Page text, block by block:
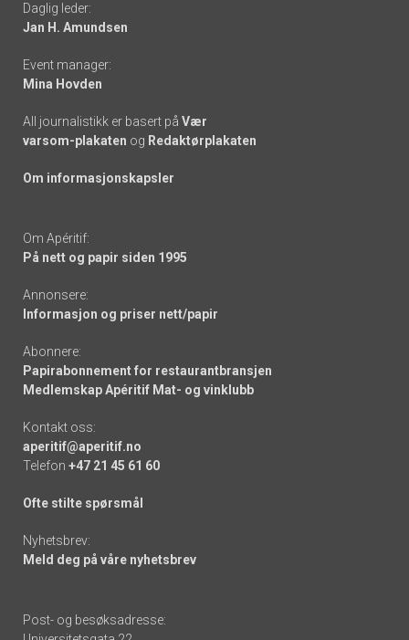
links
Daglig leder:
Jan H. Amundsen
Event manager:
Mina Hovden
All journalistikk er basert på Vær
varsom-plakaten og Redaktørplakaten
Om informasjonskapsler
Om Apéritif:
På nett og papir siden 1995
Annonsere:
Informasjon og priser nett/papir
Abonnere:
Papirabonnement for restaurantbransjen
Medlemskap Apéritif Mat- og vinklubb
Kontakt oss:
aperitif@aperitif.no
Telefon +47 21 45 61 60
Ofte stilte spørsmål
Nyhetsbrev:
Meld deg på våre nyhetsbrev
Post- og besøksadresse: